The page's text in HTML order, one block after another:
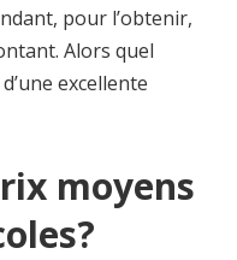
pour l’obtenir,
Alors quel
excellente
moyens